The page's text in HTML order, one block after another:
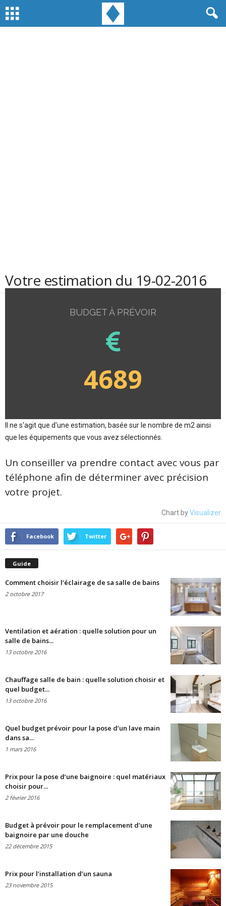
Votre estimation du 19-02-2016
BUDGET À PRÉVOIR
4689
Il ne s'agit que d'une estimation, basée sur le nombre de m2 ainsi
que les équipements que vous avez sélectionnés.
Un conseiller va prendre contact avec vous par
téléphone afin de déterminer avec précision
votre projet.
Chart byVisualizer
Facebook Twitter
Guide
Comment choisir l’éclairage de sa salle de bains
2 octobre 2017
Ventilation et aération : quelle solution pour un
salle de bains...
13 octobre 2016
Chauffage salle de bain : quelle solution choisir et
quel budget...
13 octobre 2016
Quel budget prévoir pour la pose d’un lave main
dans sa...
1 mars 2016
Prix pour la pose d’une baignoire : quel matériaux
choisir pour...
2 février 2016
Budget à prévoir pour le remplacement d’une
baignoire par une douche
22 décembre 2015
Prix pour l’installation d’un sauna
23 novembre 2015